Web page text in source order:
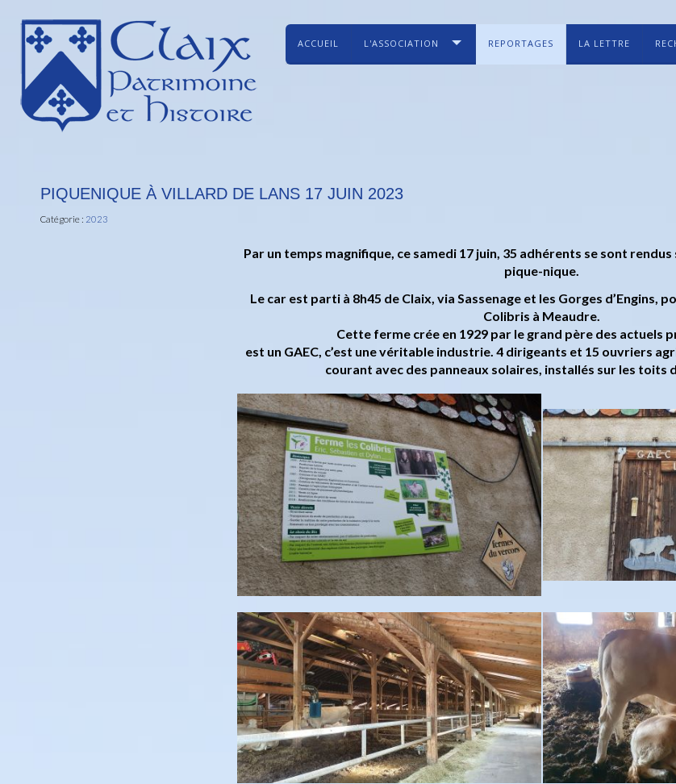
ACCUEIL L'ASSOCIATION REPORTAGES LA LETTRE
PIQUENIQUE À VILLARD DE LANS 17 JUIN 2023
Catégorie : 2023
Par un temps magnifique, ce samedi 17 juin, 35 adhérents se sont rendus
pique-nique.
Le car est parti à 8h45 de Claix, via Sassenage et les Gorges d’Engins,
Colibris à Meaudre.
Cette ferme crée en 1929 par le grand père des actuels
est un GAEC, c’est une véritable industrie. 4 dirigeants et 15 ouvriers
courant avec des panneaux solaires, installés sur les toits